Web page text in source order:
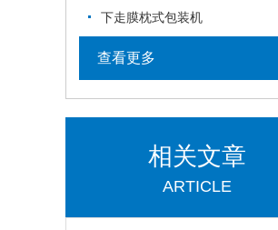
下走膜枕式包装机
查看更多
相关文章
ARTICLE